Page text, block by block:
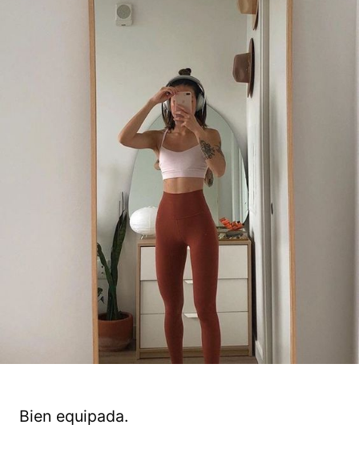
Bien equipada.